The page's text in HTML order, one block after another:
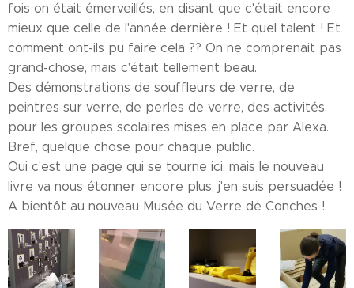
fois on était émerveillés, en disant que c'était encore
mieux que celle de l'année dernière ! Et quel talent ! Et
comment ont-ils pu faire cela ?? On ne comprenait pas
grand-chose, mais c'était tellement beau.
Des démonstrations de souffleurs de verre, de
peintres sur verre, de perles de verre, des activités
pour les groupes scolaires mises en place par Alexa.
Bref, quelque chose pour chaque public.
Oui c'est une page qui se tourne ici, mais le nouveau
livre va nous étonner encore plus, j'en suis persuadée !
A bientôt au nouveau Musée du Verre de Conches !